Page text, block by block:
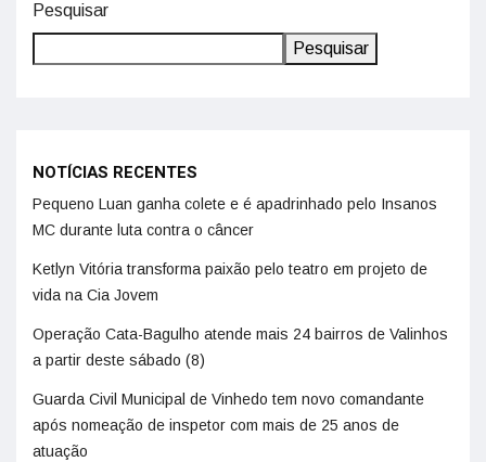
Pesquisar
Pesquisar
NOTÍCIAS RECENTES
Pequeno Luan ganha colete e é apadrinhado pelo Insanos
MC durante luta contra o câncer
Ketlyn Vitória transforma paixão pelo teatro em projeto de
vida na Cia Jovem
Operação Cata-Bagulho atende mais 24 bairros de Valinhos
a partir deste sábado (8)
Guarda Civil Municipal de Vinhedo tem novo comandante
após nomeação de inspetor com mais de 25 anos de
atuação